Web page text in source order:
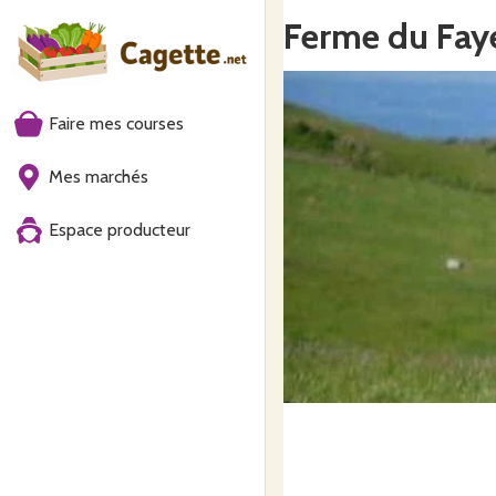
Faire mes courses
Mes marchés
Espace producteur
Ferme du